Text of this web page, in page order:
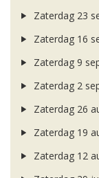
Zaterdag 23
Zaterdag 16
Zaterdag 9
Zaterdag 2
Zaterdag 26
Zaterdag 19
Zaterdag 12